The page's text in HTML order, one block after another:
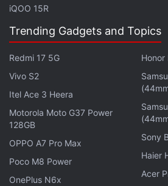
mégapixels et un téléobjectif de
un zoom optique 4x. À l'avant,
caméra frontale de 18
l'autofocus.
iQOO 15R
Trending Gadgets and Topics
Redmi 17 5G
Vivo S2
Itel Ace 3 Heera
Motorola Moto G37 Power
128GB
OPPO A7 Pro Max
Poco M8 Power
OnePlus N6x
Honor
Sony
Haier
Acer